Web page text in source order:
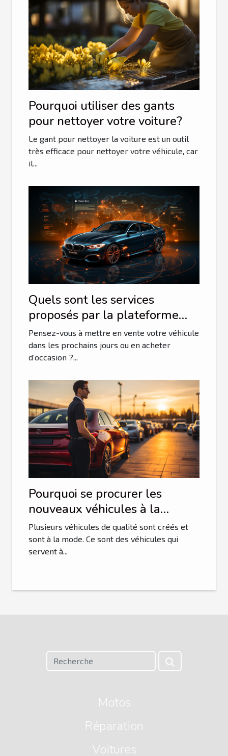
Pourquoi utiliser des gants
pour nettoyer votre voiture?
Le gant pour nettoyer la voiture est un outil
très efficace pour nettoyer votre véhicule, car
il...
Quels sont les services
proposés par la plateforme
Auto portail et qu’en est-il de
sa fiabilité ?
Pensez-vous à mettre en vente votre véhicule
dans les prochains jours ou en acheter
d’occasion ?...
Pourquoi se procurer les
nouveaux véhicules à la
mode ?
Plusieurs véhicules de qualité sont créés et
sont à la mode. Ce sont des véhicules qui
servent à...
Motos
Réparation
Voitures